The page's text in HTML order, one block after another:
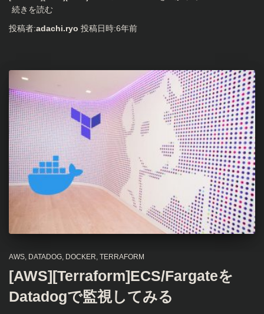
続きを読む
投稿者:adachi.ryo 投稿日時:6年前
AWS DATADOG DOCKER TERRAFORM
[AWS][Terraform]ECS/Fargateを
Datadogで監視してみる